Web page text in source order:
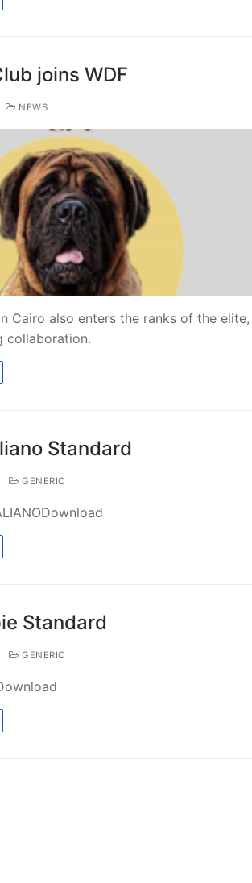
joins WDF
NEWS
Cairo also enters the ranks of the
collaboration.
Standard
GENERIC
Standard
GENERIC